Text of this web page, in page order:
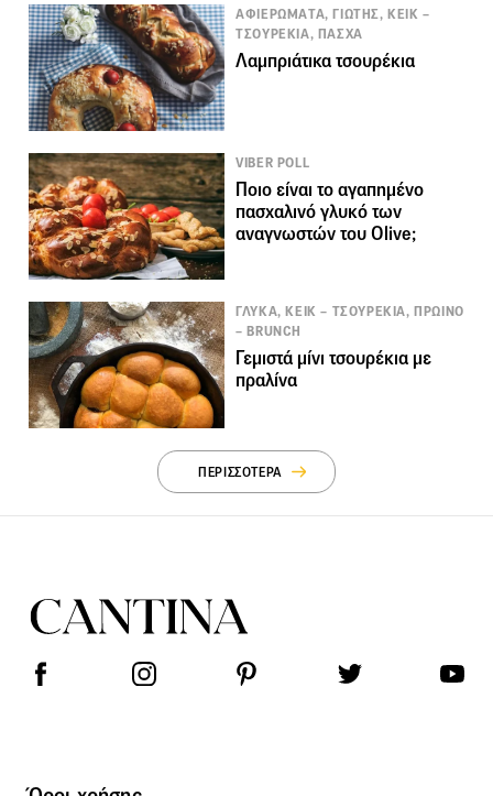
ΑΦΙΕΡΩΜΑΤΑ, ΓΙΩΤΗΣ, ΚΕΙΚ –
ΤΣΟΥΡΕΚΙΑ, ΠΑΣΧΑ
Λαμπριάτικα τσουρέκια
VIBER POLL
Ποιο είναι το αγαπημένο
πασχαλινό γλυκό των
αναγνωστών του Olive;
ΓΛΥΚΑ, ΚΕΙΚ – ΤΣΟΥΡΕΚΙΑ, ΠΡΩΙΝΟ
– BRUNCH
Γεμιστά μίνι τσουρέκια με
πραλίνα
ΠΕΡΙΣΣΟΤΕΡΑ